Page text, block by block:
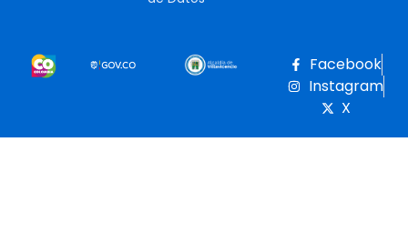
Facebook
Instagram
X